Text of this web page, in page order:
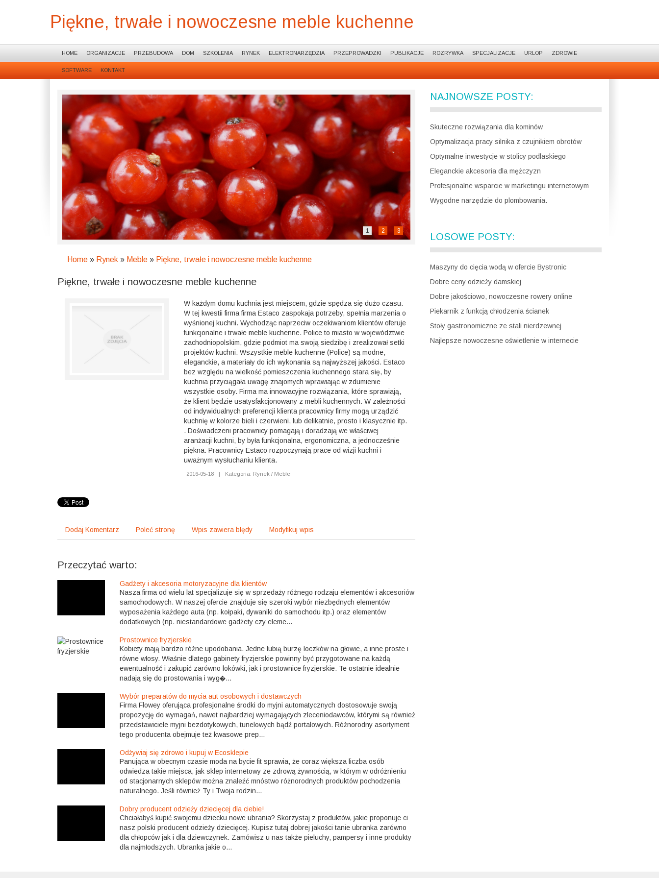
Piękne, trwałe i nowoczesne meble kuchenne
HOME ORGANIZACJE PRZEBUDOWA DOM SZKOLENIA RYNEK ELEKTRONARZĘDZIA PRZEPROWADZKI PUBLIKACJE ROZRYWKA SPECJALIZACJE URLOP ZDROWIE
SOFTWARE KONTAKT
1 2 3
Home » Rynek » Meble » Piękne, trwałe i nowoczesne meble kuchenne
Piękne, trwałe i nowoczesne meble kuchenne
W każdym domu kuchnia jest miejscem, gdzie spędza się dużo czasu.
W tej kwestii firma firma Estaco zaspokaja potrzeby, spełnia marzenia o
wyśnionej kuchni. Wychodząc naprzeciw oczekiwaniom klientów oferuje
funkcjonalne i trwałe meble kuchenne. Police to miasto w województwie
zachodniopolskim, gdzie podmiot ma swoją siedzibę i zrealizował setki
projektów kuchni. Wszystkie meble kuchenne (Police) są modne,
eleganckie, a materiały do ich wykonania są najwyższej jakości. Estaco
bez względu na wielkość pomieszczenia kuchennego stara się, by
kuchnia przyciągała uwagę znajomych wprawiając w zdumienie
wszystkie osoby. Firma ma innowacyjne rozwiązania, które sprawiają,
że klient będzie usatysfakcjonowany z mebli kuchennych. W zależności
od indywidualnych preferencji klienta pracownicy firmy mogą urządzić
kuchnię w kolorze bieli i czerwieni, lub delikatnie, prosto i klasycznie itp.
. Doświadczeni pracownicy pomagają i doradzają we właściwej
aranżacji kuchni, by była funkcjonalna, ergonomiczna, a jednocześnie
piękna. Pracownicy Estaco rozpoczynają prace od wizji kuchni i
uważnym wysłuchaniu klienta.
2016-05-18 | Kategoria: Rynek / Meble
Dodaj Komentarz Poleć stronę Wpis zawiera błędy Modyfikuj wpis
Przeczytać warto:
Gadżety i akcesoria motoryzacyjne dla klientów
Nasza firma od wielu lat specjalizuje się w sprzedaży różnego rodzaju elementów i akcesoriów
samochodowych. W naszej ofercie znajduje się szeroki wybór niezbędnych elementów
wyposażenia każdego auta (np. kołpaki, dywaniki do samochodu itp.) oraz elementów
dodatkowych (np. niestandardowe gadżety czy eleme...
Prostownice fryzjerskie
Kobiety mają bardzo różne upodobania. Jedne lubią burzę loczków na głowie, a inne proste i
równe włosy. Właśnie dlatego gabinety fryzjerskie powinny być przygotowane na każdą
ewentualność i zakupić zarówno lokówki, jak i prostownice fryzjerskie. Te ostatnie idealnie
nadają się do prostowania i wyg�...
Wybór preparatów do mycia aut osobowych i dostawczych
Firma Flowey oferująca profesjonalne środki do myjni automatycznych dostosowuje swoją
propozycję do wymagań, nawet najbardziej wymagających zleceniodawców, którymi są również
przedstawiciele myjni bezdotykowych, tunelowych bądź portalowych. Różnorodny asortyment
tego producenta obejmuje też kwasowe prep...
Odżywiaj się zdrowo i kupuj w Ecosklepie
Panująca w obecnym czasie moda na bycie fit sprawia, że coraz większa liczba osób
odwiedza takie miejsca, jak sklep internetowy ze zdrową żywnością, w którym w odróżnieniu
od stacjonarnych sklepów można znaleźć mnóstwo różnorodnych produktów pochodzenia
naturalnego. Jeśli również Ty i Twoja rodzin...
Dobry producent odzieży dziecięcej dla ciebie!
Chciałabyś kupić swojemu dziecku nowe ubrania? Skorzystaj z produktów, jakie proponuje ci
nasz polski producent odzieży dziecięcej. Kupisz tutaj dobrej jakości tanie ubranka zarówno
dla chłopców jak i dla dziewczynek. Zamówisz u nas także pieluchy, pampersy i inne produkty
dla najmłodszych. Ubranka jakie o...
NAJNOWSZE POSTY:
Skuteczne rozwiązania dla kominów
Optymalizacja pracy silnika z czujnikiem obrotów
Optymalne inwestycje w stolicy podlaskiego
Eleganckie akcesoria dla mężczyzn
Profesjonalne wsparcie w marketingu internetowym
Wygodne narzędzie do plombowania.
LOSOWE POSTY:
Maszyny do cięcia wodą w ofercie Bystronic
Dobre ceny odzieży damskiej
Dobre jakościowo, nowoczesne rowery online
Piekarnik z funkcją chłodzenia ścianek
Stoły gastronomiczne ze stali nierdzewnej
Najlepsze nowoczesne oświetlenie w internecie